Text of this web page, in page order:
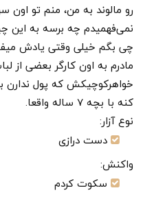
رو مالوند به من، منم تو اون
نمی‌فهمیدم چه برسه به این
چی بگم خیلی وقتی یادش
مادرم به اون کارگر بعضی از
خواهرکوچیکش که پول ندارن
کنه با بچه 7 ساله واقعا.
نوع آزار:
دست درازی
واکنش:
سکوت کردم